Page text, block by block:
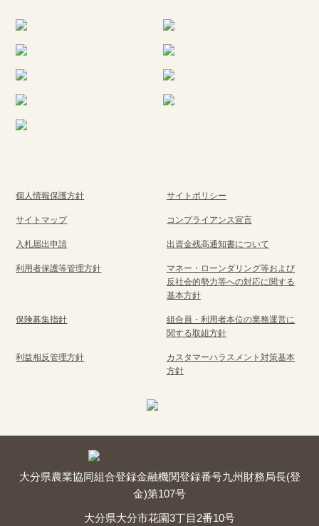
個人情報保護方針 サイトポリシー
サイトマップ コンプライアンス宣言
入札届出申請 出資金残高通知書について
利用者保護等管理方針
マネー・ローンダリング等および
反社会的勢力等への対応に関する
基本方針
保険募集指針
組合員・利用者本位の業務運営に
関する取組方針
利益相反管理方針
カスタマーハラスメント対策基本
方針
大分県農業協同組合登録金融機関登録番号九州財務局長(登
金)第107号
大分県大分市花園3丁目2番10号